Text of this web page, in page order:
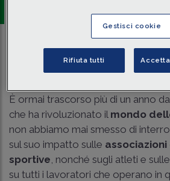
Traduci con IA Ascolta
È ormai trascorso più di un anno
che ha rivoluzionato il mondo
non abbiamo mai smesso di
sul suo impatto sulle
sportive , nonché sugli atleti e
su tutti i lavoratori che operano in
Gestisci cookie
Rifiuta tutti